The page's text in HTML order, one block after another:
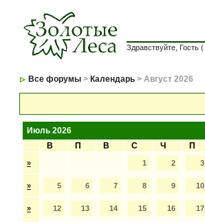
Здравствуйте, Гость (
Все форумы > Календарь > Август 2026
Июль 2026
В
П В С Ч П
» 1 2 3
» 5 6 7 8 9 10
» 12 13 14 15 16 17